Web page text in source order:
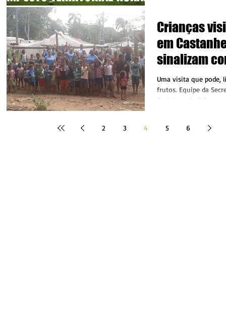
Crianças
em
sinalizam
futuro
Uma visita que pode,
frutos. Equipe da
Social, tendo à frente
2 3 4 5 6